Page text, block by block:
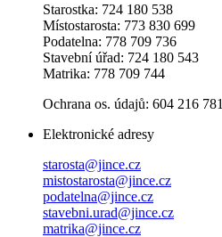
Starostka: 724 180 538
Místostarosta: 773 830 699
Podatelna: 778 709 736
Stavební úřad: 724 180 543
Matrika: 778 709 744
Ochrana os. údajů: 604 216 781
Elektronické adresy
starosta@jince.cz
mistostarosta@jince.cz
podatelna@jince.cz
stavebni.urad@jince.cz
matrika@jince.cz